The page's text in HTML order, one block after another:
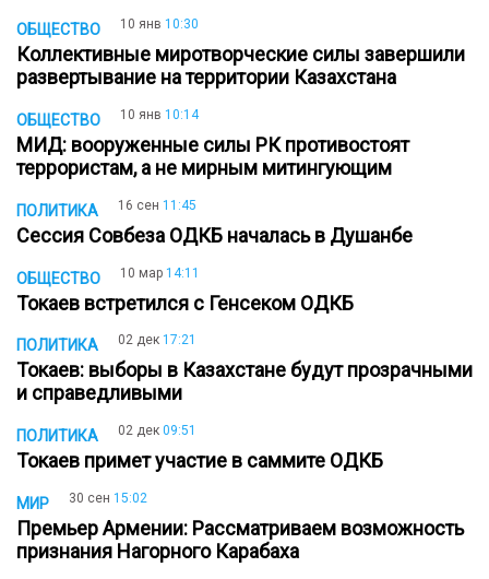
ОБЩЕСТВО 10 янв 10:30
Коллективные миротворческие силы завершили
развертывание на территории Казахстанa
ОБЩЕСТВО 10 янв 10:14
МИД: вооруженные силы РК противостоят
террористам, а не мирным митингующим
ПОЛИТИКА 16 сен 11:45
Сессия Совбеза ОДКБ началась в Душанбе
ОБЩЕСТВО 10 мар 14:11
Токаев встретился с Генсеком ОДКБ
ПОЛИТИКА 02 дек 17:21
Токаев: выборы в Казахстане будут прозрачными
и справедливыми
ПОЛИТИКА 02 дек 09:51
Токаев примет участие в саммите ОДКБ
МИР 30 сен 15:02
Премьер Армении: Рассматриваем возможность
признания Нагорного Карабаха